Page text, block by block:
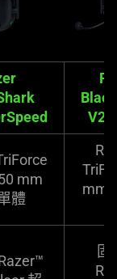
V2
mm
體
mm
固